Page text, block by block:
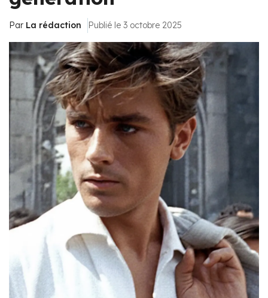
Par La rédaction Publié le 3 octobre 2025